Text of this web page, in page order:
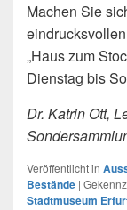
Machen Sie
„Haus zum
Dienstag bis
Dr. Katrin Ott,
Veröffentlicht in
Bestände |
Stadtmuseum